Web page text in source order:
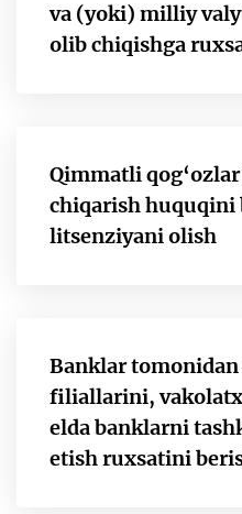
va (yoki) milliy
olib chiqishga
Qimmatli
chiqarish huquqini
litsenziyani olish
Banklar
filiallarini,
elda banklarni
etish ruxsatini